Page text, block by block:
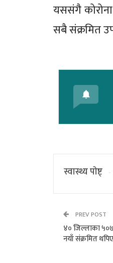
यससंगै
सबै संक्रमित
स्वास्थ्य पाेष्ट्
PREV POST
४० जिल्लाका
नयाँ संक्रमित थपिए